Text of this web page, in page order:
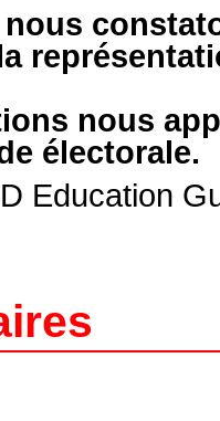
nous
électorale.
Education